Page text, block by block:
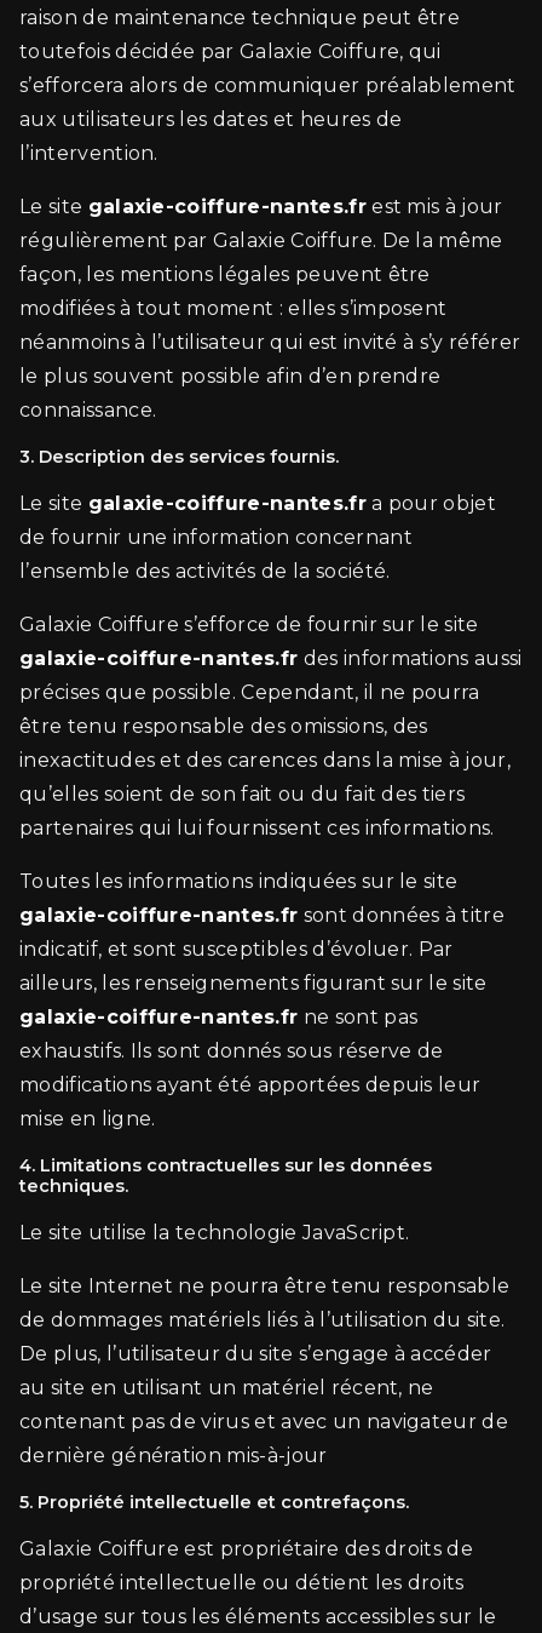
raison de maintenance technique peut être
toutefois décidée par Galaxie Coiffure, qui
s’efforcera alors de communiquer préalablement
aux utilisateurs les dates et heures de
l’intervention.
Le site galaxie-coiffure-nantes.frest mis à jour
régulièrement par Galaxie Coiffure. De la même
façon, les mentions légales peuvent être
modifiées à tout moment : elles s’imposent
néanmoins à l’utilisateur qui est invité à s’y référer
le plus souvent possible afin d’en prendre
connaissance.
3. Description des services fournis.
Le site galaxie-coiffure-nantes.fra pour objet
de fournir une information concernant
l’ensemble des activités de la société.
Galaxie Coiffure s’efforce de fournir sur le site
galaxie-coiffure-nantes.fr des informations aussi
précises que possible. Cependant, il ne pourra
être tenu responsable des omissions, des
inexactitudes et des carences dans la mise à jour,
qu’elles soient de son fait ou du fait des tiers
partenaires qui lui fournissent ces informations.
Toutes les informations indiquées sur le site
galaxie-coiffure-nantes.fr sont données à titre
indicatif, et sont susceptibles d’évoluer. Par
ailleurs, les renseignements figurant sur le site
galaxie-coiffure-nantes.fr ne sont pas
exhaustifs. Ils sont donnés sous réserve de
modifications ayant été apportées depuis leur
mise en ligne.
4. Limitations contractuelles sur les données
techniques.
Le site utilise la technologie JavaScript.
Le site Internet ne pourra être tenu responsable
de dommages matériels liés à l’utilisation du site.
De plus, l’utilisateur du site s’engage à accéder
au site en utilisant un matériel récent, ne
contenant pas de virus et avec un navigateur de
dernière génération mis-à-jour
5. Propriété intellectuelle et contrefaçons.
Galaxie Coiffure est propriétaire des droits de
propriété intellectuelle ou détient les droits
d’usage sur tous les éléments accessibles sur le